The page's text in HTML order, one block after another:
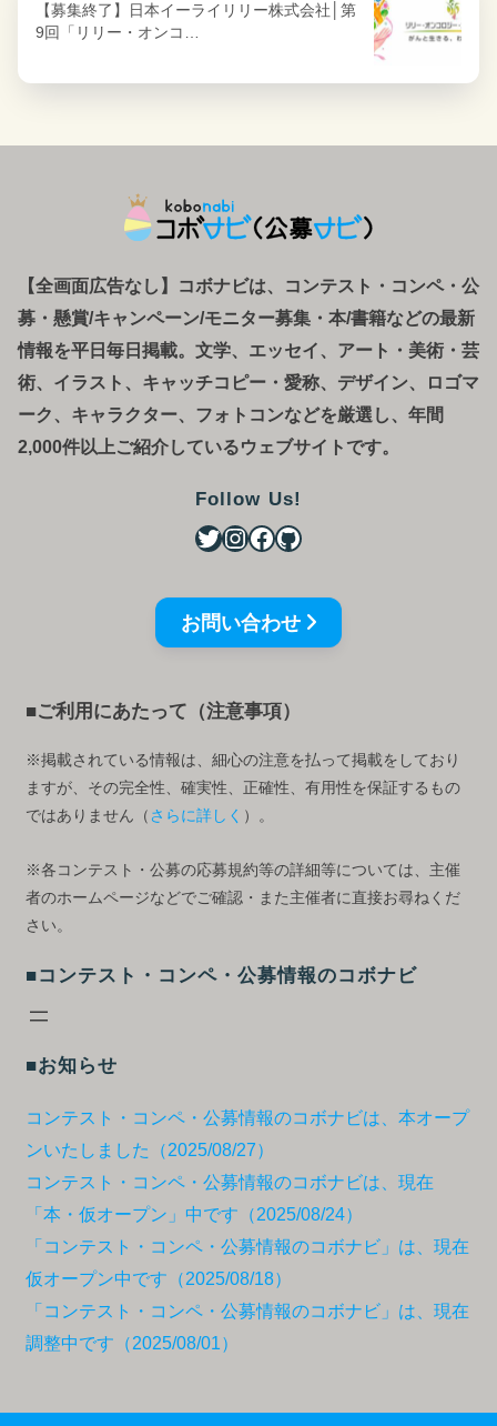
【募集終了】日本イーライリリー株式会社│第
9回「リリー・オンコ…
【全画面広告なし】コボナビは、コンテスト・コンペ・ 公
募 ・ 懸賞/キャンペーン/モニター募集・本/書籍などの最新
情報を平日毎日掲載。文学、エッセイ、アート・美術・芸
術、イラスト、キャッチコピー・愛称、デザイン、ロゴマ
ーク、キャラクター、フォトコンなどを厳選し、年間
2,000件以上ご紹介しているウェブサイトです。
Follow Us!
お問い合わせ
■ご利用にあたって（注意事項）
※掲載されている情報は、細心の注意を払って掲載をしており
ますが、その完全性、確実性、正確性、有用性を保証するもの
ではありません（ さらに詳しく ）。
※各コンテスト・公募の応募規約等の詳細等については、主催
者のホームページなどでご確認・また主催者に直接お尋ねくだ
さい。
■コンテスト・コンペ・公募情報のコボナビ
■お知らせ
コンテスト・コンペ・公募情報のコボナビは、本オープ
ンいたしました（2025/08/27）
コンテスト・コンペ・公募情報のコボナビは、現在
「本・仮オープン」中です（2025/08/24）
「コンテスト・コンペ・公募情報のコボナビ」は、現在
仮オープン中です（2025/08/18）
「コンテスト・コンペ・公募情報のコボナビ」は、現在
調整中です（2025/08/01）